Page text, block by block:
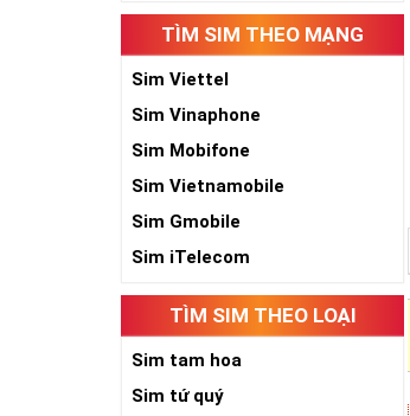
TÌM SIM THEO MẠNG
Sim Viettel
Sim Vinaphone
Sim Mobifone
Sim Vietnamobile
Sim Gmobile
Sim iTelecom
TÌM SIM THEO LOẠI
Sim tam hoa
Sim tứ quý